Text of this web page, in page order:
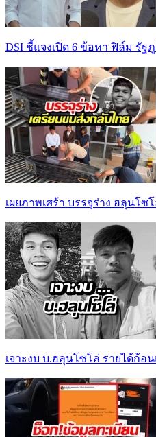
DSI ชี้แจงเปิด 6 ข้อหา ฟิล์ม รัฐ
เผยภาพเศร้า บรรจุร่าง ฮลุนโซ
เจาะงบ บ.ฮลุนโซโล่ รายได้ก้